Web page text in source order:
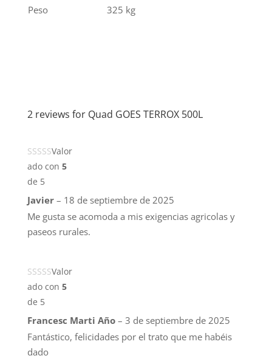
Peso
325 kg
2 reviews for Quad GOES TERROX 500L
Valor
ado con 5
de 5
Javier – 18 de septiembre de 2025
Me gusta se acomoda a mis exigencias agricolas y
paseos rurales.
Valor
ado con 5
de 5
Francesc Marti Año – 3 de septiembre de 2025
Fantástico, felicidades por el trato que me habéis
dado